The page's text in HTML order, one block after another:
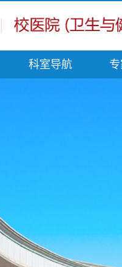
科室导航